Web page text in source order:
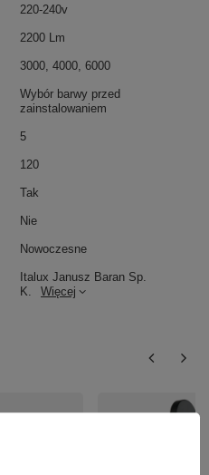
Italux Janusz Baran Sp.
K.
Więcej
220-240v
2200 Lm
3000, 4000, 6000
Wybór barwy przed
zainstalowaniem
5
120
Tak
Nie
Nowoczesne